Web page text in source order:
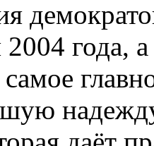
2004
самое